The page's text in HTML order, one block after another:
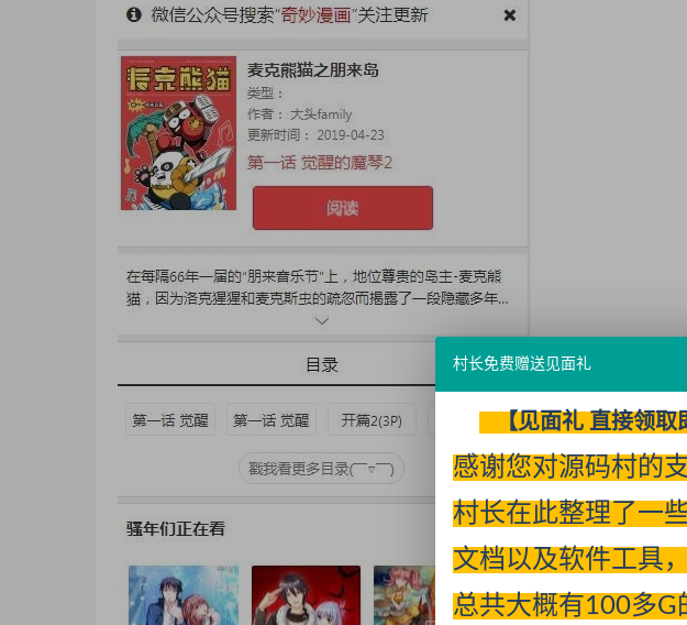
村长免费赠送见面礼
【见面礼 直接领取
感谢您对源码村的
村长在此整理了一些
文档以及软件工具，
总共大概有100多G